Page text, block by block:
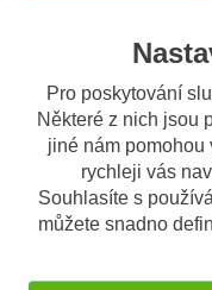
Pro poskytování
Některé z nich jsou
jiné nám pomohou
rychleji vás
Souhlasíte s
můžete snadno
Popis Odeslat
Popis výrobku
Blinkr Vicma
Homologováno